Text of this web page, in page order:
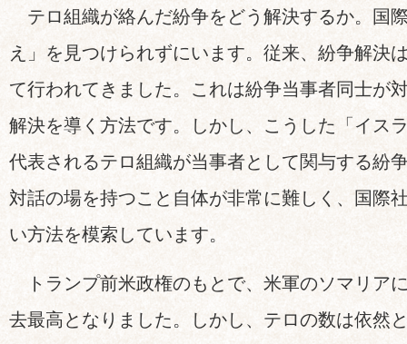
テロ組織が絡んだ紛争をどう解決するか。国
え」を見つけられずにいます。従来、紛争解決
て行われてきました。これは紛争当事者同士が
解決を導く方法です。しかし、こうした「イス
代表されるテロ組織が当事者として関与する紛
対話の場を持つこと自体が非常に難しく、国際
い方法を模索しています。
トランプ前米政権のもとで、米軍のソマリア
去最高となりました。しかし、テロの数は依然